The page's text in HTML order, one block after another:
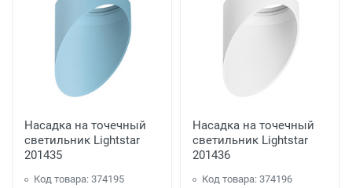
Насадка на точечный
светильник Lightstar
201435
Код товара: 374195
Насадка на точечный
светильник Lightstar
201436
Код товара: 374196